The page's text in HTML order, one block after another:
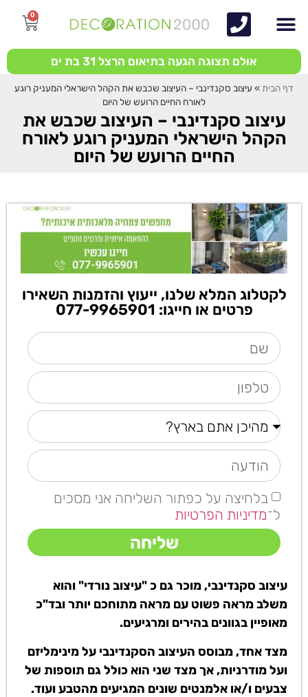
0
אולם תצוגה הגעה בתיאום הרצל 31 בת ים
דף הבית » עיצוב סקנדינבי – העיצוב שכבש את הקהל הישראלי המעניק רוגע
לאורח החיים הרועש של היום
עיצוב סקנדינבי – העיצוב שכבש את
הקהל הישראלי המעניק רוגע לאורח
החיים הרועש של היום
לקטלוג המלא שלנו, ייעוץ והזמנות השאירו
פרטים או חייגו: 077-9965901
בלחיצה על כפתור השליחה אני מסכים
ל־מדיניות הפרטיות
שליחה
עיצוב סקנדינבי, מוכר גם כ "עיצוב נורדי" והוא
משלב מראה פשוט עם מראה מתוחכם יותר ובד"כ
מאופיין בגוונים בהירים ומרגיעים.
מצד אחד, מבוסס העיצוב הסקנדינבי על מינימליזם
ועל מודרניות, אך מצד שני הוא כולל גם תוספות של
צבעים ו/או אלמנטים שונים המגיעים מהטבע ועוד.